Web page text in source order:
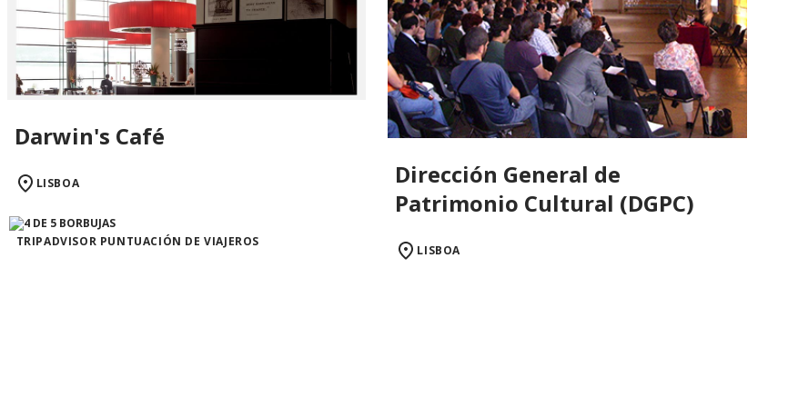
Darwin's Café
LISBOA
TRIPADVISOR PUNTUACIÓN DE VIAJEROS
Dirección General de
Patrimonio Cultural (DGPC)
LISBOA